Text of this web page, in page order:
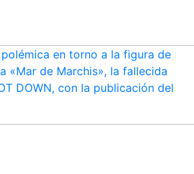
en torno a la figura de
«Mar de Marchis», la fallecida
DOWN, con la publicación del